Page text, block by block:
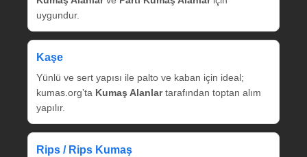
uygundur.
Kaşe
Yünlü ve sert yapısı ile palto ve kaban için ideal;
kumas.org’ta Kumaş Alanlartarafından toptan alım
yapılır.
Rips / Rips Kumaş